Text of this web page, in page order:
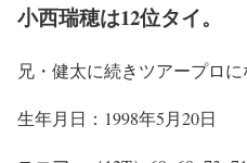
小西瑞穂は12位タイ。
兄・健太に続きツアープロ
生年月日 ：1998年5月20日